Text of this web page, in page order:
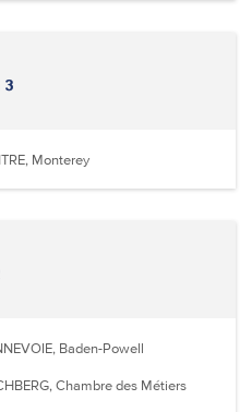
3
Monterey
Baden-Powell
Chambre des Métiers